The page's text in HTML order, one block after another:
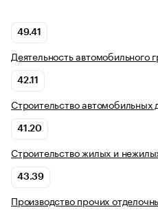
49.41
Деятельность автомобильного
42.11
Строительство автомобильных
41.20
Строительство жилых и
43.39
Производство прочих